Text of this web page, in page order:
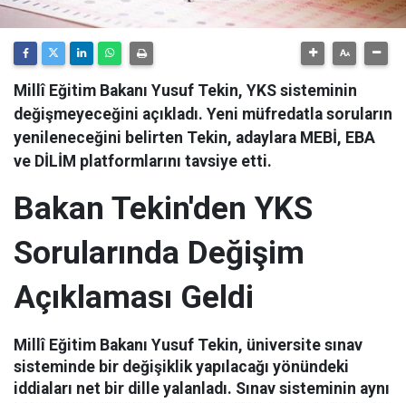
Millî Eğitim Bakanı Yusuf Tekin, YKS sisteminin
değişmeyeceğini açıkladı. Yeni müfredatla soruların
yenileneceğini belirten Tekin, adaylara MEBİ, EBA
ve DİLİM platformlarını tavsiye etti.
Bakan Tekin'den YKS
Sorularında Değişim
Açıklaması Geldi
Millî Eğitim Bakanı Yusuf Tekin, üniversite sınav
sisteminde bir değişiklik yapılacağı yönündeki
iddiaları net bir dille yalanladı. Sınav sisteminin aynı